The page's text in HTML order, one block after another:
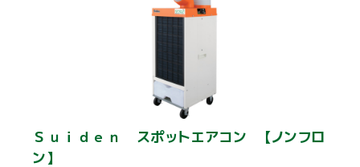
Ｓｕｉｄｅｎ スポットエアコン 【ノンフロ
ン】